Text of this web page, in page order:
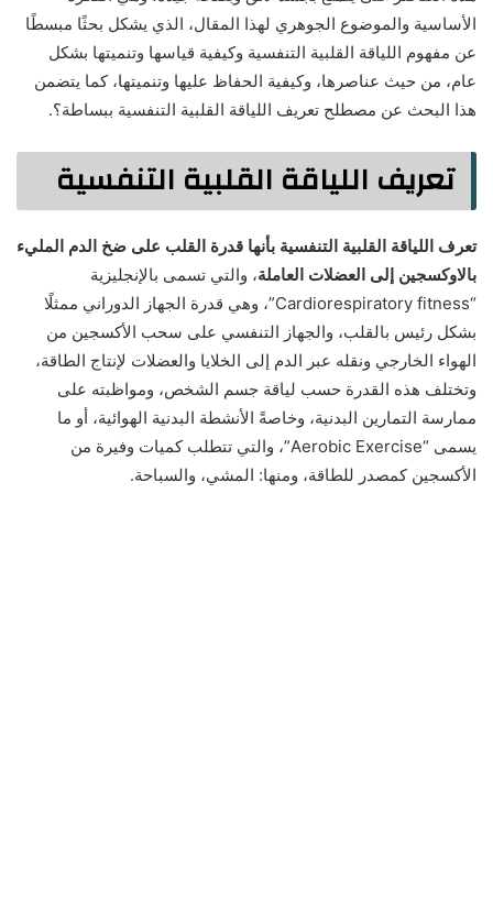
الأساسية والموضوع الجوهري لهذا المقال، الذي يشكل بحثًا مبسطًا
عن مفهوم اللياقة القلبية التنفسية وكيفية قياسها وتنميتها بشكل
عام، من حيث عناصرها، وكيفية الحفاظ عليها وتنميتها، كما يتضمن
هذا البحث عن مصطلح تعريف اللياقة القلبية التنفسية ببساطة؟.
تعريف اللياقة القلبية التنفسية
تعرف اللياقة القلبية التنفسية بأنها قدرة القلب على ضخ الدم المليء
بالاوكسجين إلى العضلات العاملة، والتي تسمى بالإنجليزية
“Cardiorespiratory fitness”، وهي قدرة الجهاز الدوراني ممثلًا
بشكل رئيس بالقلب، والجهاز التنفسي على سحب الأكسجين من
الهواء الخارجي ونقله عبر الدم إلى الخلايا والعضلات لإنتاج الطاقة،
وتختلف هذه القدرة حسب لياقة جسم الشخص، ومواظبته على
ممارسة التمارين البدنية، وخاصةً الأنشطة البدنية الهوائية، أو ما
يسمى “Aerobic Exercise”، والتي تتطلب كميات وفيرة من
الأكسجين كمصدر للطاقة، ومنها: المشي، والسباحة.